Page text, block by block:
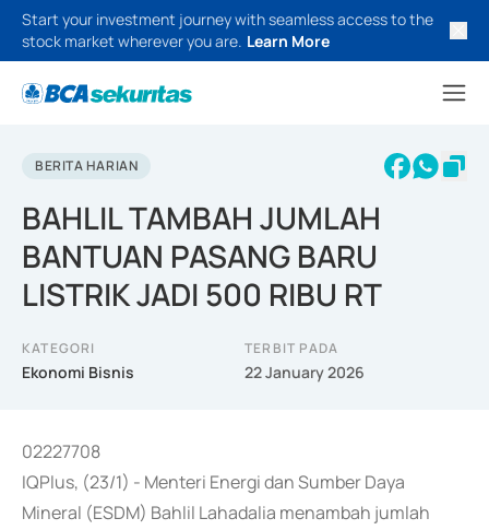
Start your investment journey with seamless access to the
stock market wherever you are. Learn More
BERITA HARIAN
BAHLIL TAMBAH JUMLAH
BANTUAN PASANG BARU
LISTRIK JADI 500 RIBU RT
KATEGORI
Ekonomi Bisnis
TERBIT PADA
22 January 2026
02227708
IQPlus, (23/1) - Menteri Energi dan Sumber Daya
Mineral (ESDM) Bahlil Lahadalia menambah jumlah